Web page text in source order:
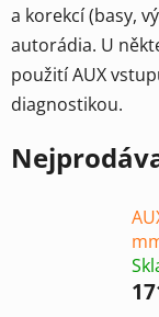
a korekcí (basy,
autorádia. U
použití AUX
diagnostikou.